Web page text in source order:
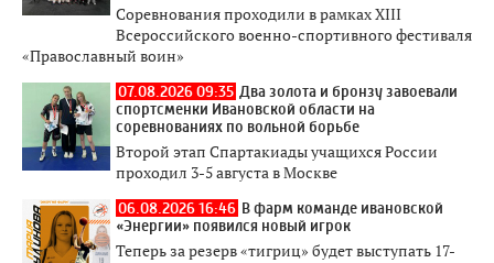
Соревнования проходили в рамках XIII
Всероссийского военно-спортивного фестиваля
«Православный воин»
07.08.2026 09:35 Два золота и бронзу завоевали
спортсменки Ивановской области на
соревнованиях по вольной борьбе
Второй этап Спартакиады учащихся России
проходил 3-5 августа в Москве
06.08.2026 16:46 В фарм команде ивановской
«Энергии» появился новый игрок
Теперь за резерв «тигриц» будет выступать 17-